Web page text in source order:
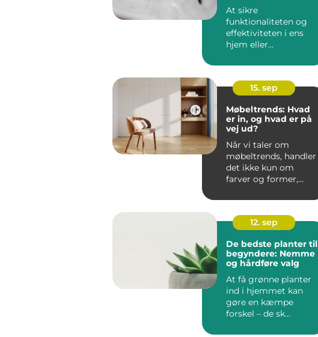
At sikre
funktionaliteten og
effektiviteten i ens
hjem eller
afgørende i en tra...
15. sep
Møbeltrends: Hvad
er in, og hvad er på
vej ud?
Når vi taler om
møbeltrends, handler
det ikke kun om
farver og former,
12. sep
De bedste planter til
begyndere: Nemme
og hårdføre valg
At få grønne planter
ind i hjemmet kan
gøre en kæmpe
forskel – de sk...